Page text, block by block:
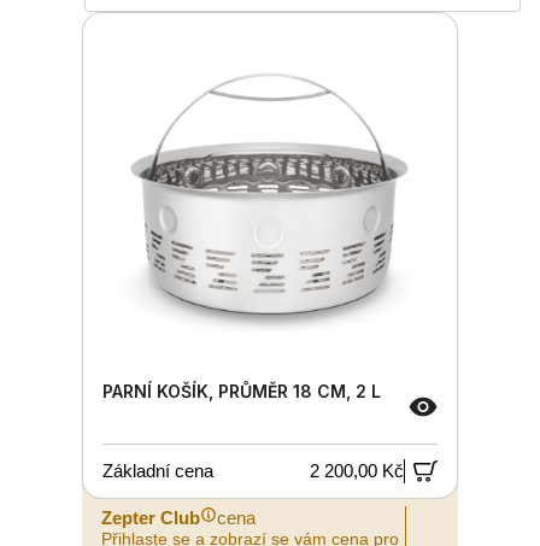
PARNÍ KOŠÍK, PRŮMĚR 18 CM, 2 L
Základní cena 2 200,00 Kč
Zepter Club cena
Přihlaste se a zobrazí se vám cena pro